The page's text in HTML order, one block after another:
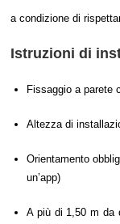
a condizione di
Istruzioni di
Fissaggio a parete
Altezza di
Orientamento
un’app)
A più di 1,50 m da